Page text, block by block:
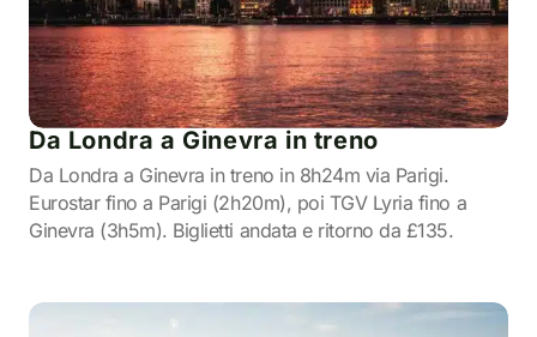
Da Londra a Ginevra in treno
Da Londra a Ginevra in treno in 8h24m via Parigi.
Eurostar fino a Parigi (2h20m), poi TGV Lyria fino a
Ginevra (3h5m). Biglietti andata e ritorno da £135.